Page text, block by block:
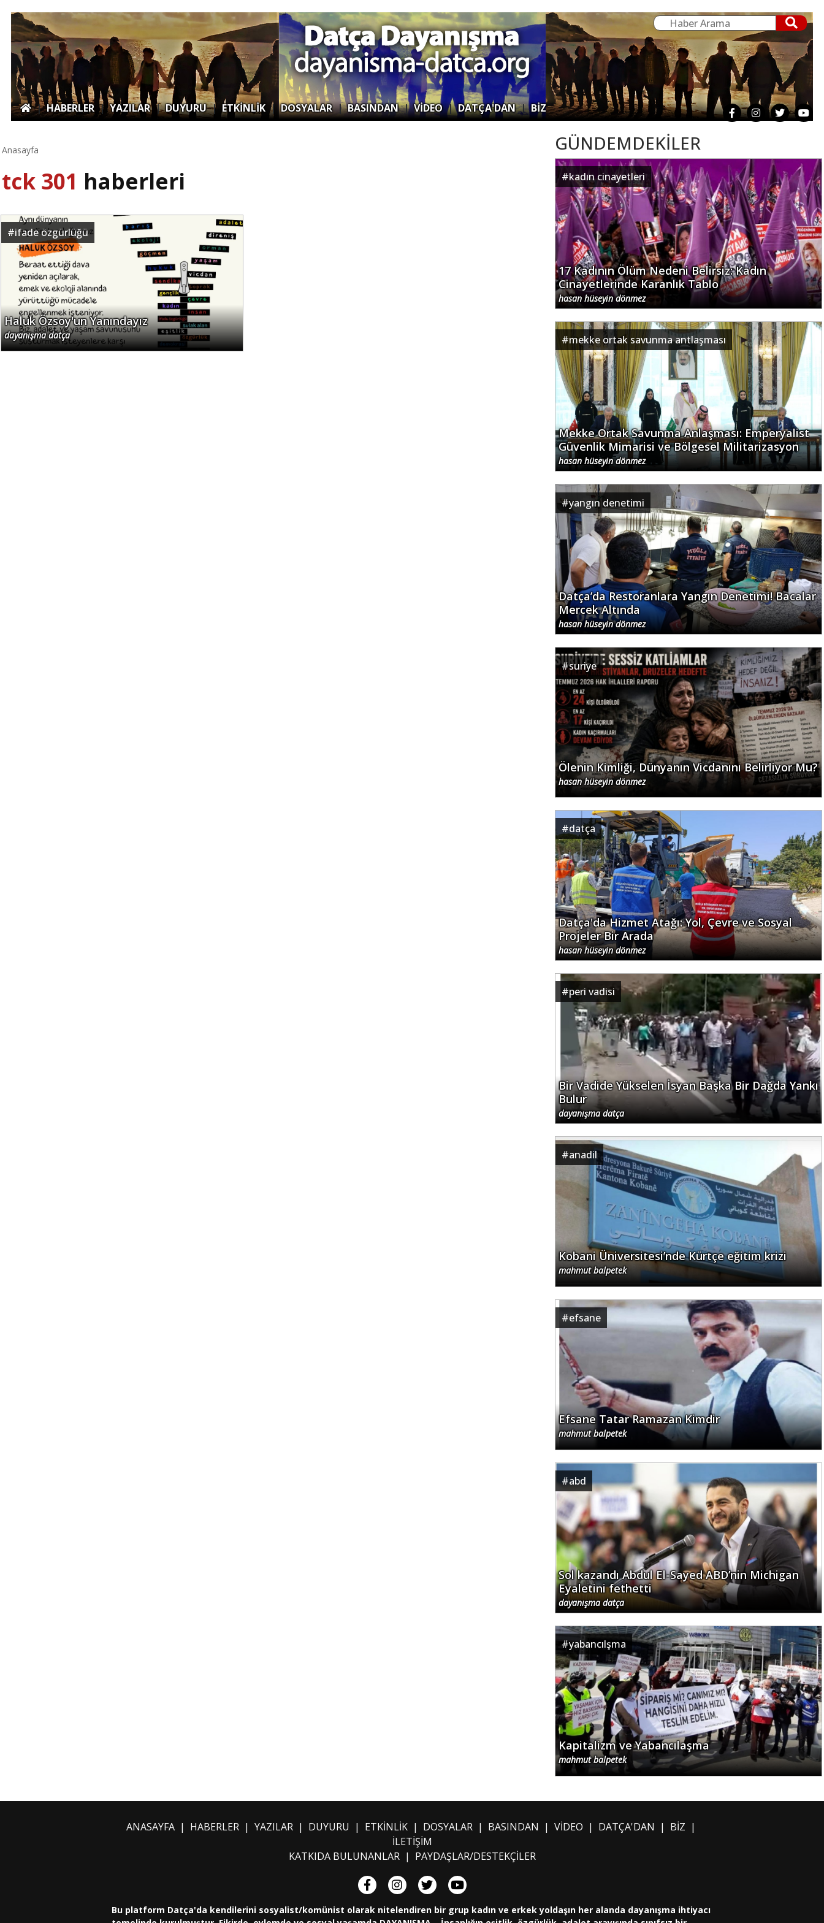
|HABERLER|YAZILAR|DUYURU| ETKİNLİK |DOSYALAR|BASINDAN|VİDEO|DATÇA'DAN|BİZ
Anasayfa
tck 301 haberleri
#ifade özgürlüğü
Haluk Özsoy'un Yanındayız
dayanışma datça
GÜNDEMDEKİLER
#kadın cinayetleri
17 Kadının Ölüm Nedeni Belirsiz: Kadın
Cinayetlerinde Karanlık Tablo
hasan hüseyin dönmez
#mekke ortak savunma antlaşması
Mekke Ortak Savunma Anlaşması: Emperyalist
Güvenlik Mimarisi ve Bölgesel Militarizasyon
hasan hüseyin dönmez
#yangın denetimi
Datça’da Restoranlara Yangın Denetimi! Bacalar
Mercek Altında
hasan hüseyin dönmez
#suriye
Ölenin Kimliği, Dünyanın Vicdanını Belirliyor Mu?
hasan hüseyin dönmez
#datça
Datça'da Hizmet Atağı: Yol, Çevre ve Sosyal
Projeler Bir Arada
hasan hüseyin dönmez
#peri vadisi
Bir Vadide Yükselen İsyan Başka Bir Dağda Yankı
Bulur
dayanışma datça
#anadil
Kobani Üniversitesi’nde Kürtçe eğitim krizi
mahmut balpetek
#efsane
Efsane Tatar Ramazan Kimdir
mahmut balpetek
#abd
Sol kazandı Abdul El-Sayed ABD’nin Michigan
Eyaletini fethetti
dayanışma datça
#yabancılşma
Kapitalizm ve Yabancılaşma
mahmut balpetek
ANASAYFA| HABERLER| YAZILAR| DUYURU | ETKİNLİK| DOSYALAR| BASINDAN | VİDEO | DATÇA'DAN | BİZ |
İLETİŞİM
KATKIDA BULUNANLAR| PAYDAŞLAR/DESTEKÇİLER
Bu platform Datça'da kendilerini sosyalist/komünist olarak nitelendiren bir grup kadın ve erkek yoldaşın her alanda dayanışma ihtiyacı